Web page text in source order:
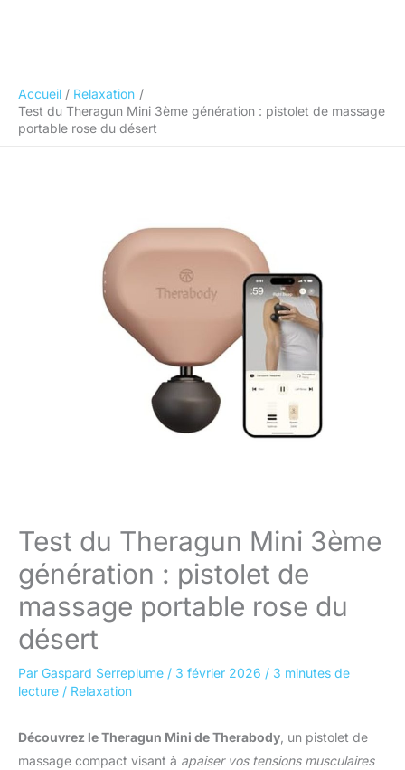
Accueil
Relaxation
Test du Theragun Mini 3ème génération : pistolet de massage
portable rose du désert
Test du Theragun Mini 3ème
génération : pistolet de
massage portable rose du
désert
Par Gaspard Serreplume / 3 février 2026 / 3 minutes de
lecture / Relaxation
Découvrez le Theragun Mini de Therabody , un pistolet de
massage compact visant à apaiser vos tensions musculaires